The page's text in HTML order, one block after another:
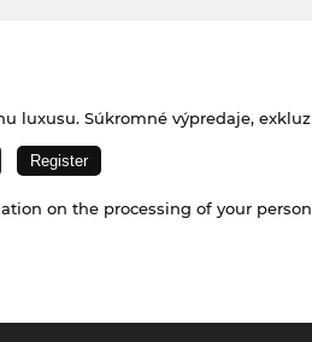
luxusu. Súkromné výpredaje,
on the processing of your